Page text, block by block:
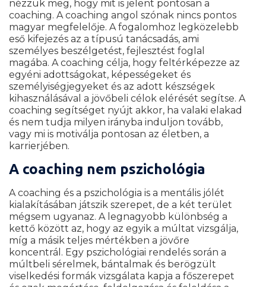
nézzük meg, hogy mit is jelent pontosan a
coaching. A coaching angol szónak nincs pontos
magyar megfelelője. A fogalomhoz legközelebb
eső kifejezés az a típusú tanácsadás, ami
személyes beszélgetést, fejlesztést foglal
magába. A coaching célja, hogy feltérképezze az
egyéni adottságokat, képességeket és
személyiségjegyeket és az adott készségek
kihasználásával a jövőbeli célok elérését segítse. A
coaching segítséget nyújt akkor, ha valaki elakad
és nem tudja milyen irányba induljon tovább,
vagy mi is motiválja pontosan az életben, a
karrierjében.
A coaching nem pszichológia
A coaching és a pszichológia is a mentális jólét
kialakításában játszik szerepet, de a két terület
mégsem ugyanaz. A legnagyobb különbség a
kettő között az, hogy az egyik a múltat vizsgálja,
míg a másik teljes mértékben a jövőre
koncentrál. Egy pszichológiai rendelés során a
múltbeli sérelmek, bántalmak és berögzült
viselkedési formák vizsgálata kapja a főszerepet